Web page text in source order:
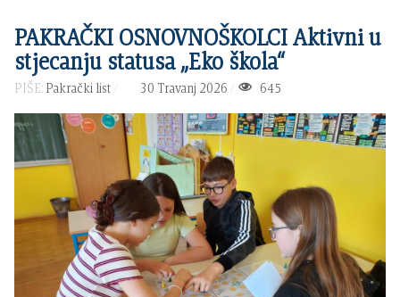
PAKRAČKI OSNOVNOŠKOLCI Aktivni u
stjecanju statusa „Eko škola“
PIŠE: Pakrački list 30 Travanj 2026 645